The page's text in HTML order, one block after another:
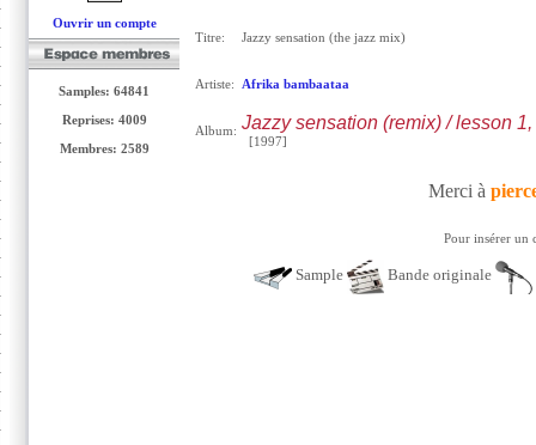
Ouvrir un compte
Samples: 64841
Reprises: 4009
Membres: 2589
Titre: Jazzy sensation (the jazz mix)
Artiste: Afrika bambaataa
Album: Jazzy sensation (remix) / lesson 1,
[1997]
Merci à
Pour insérer un
Sample Bande originale